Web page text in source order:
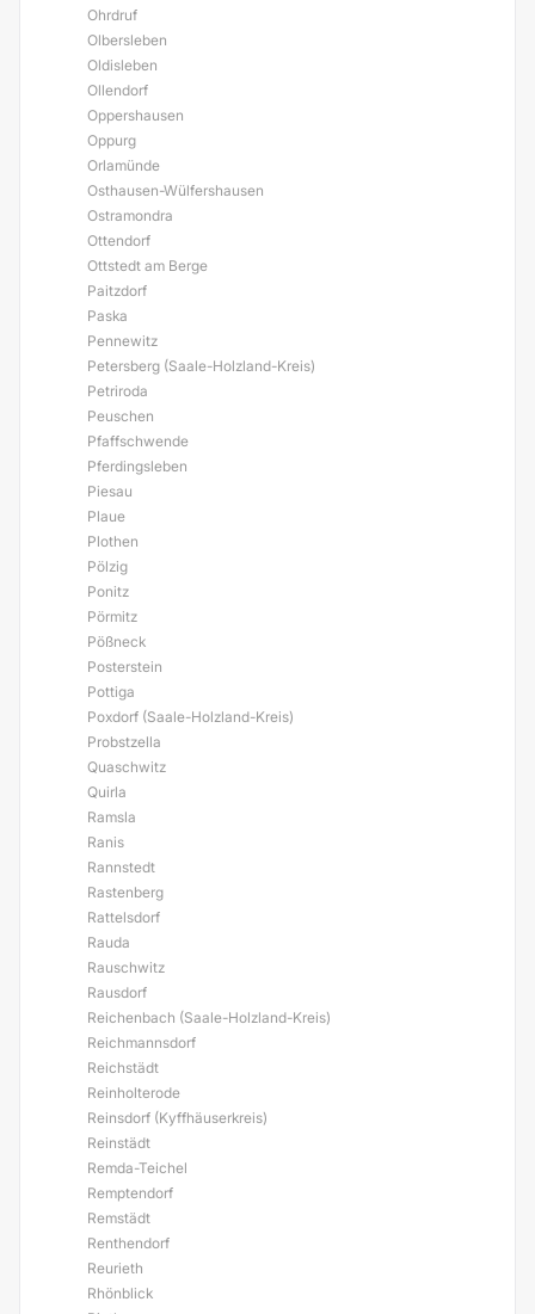
Ohrdruf
Olbersleben
Oldisleben
Ollendorf
Oppershausen
Oppurg
Orlamünde
Osthausen-Wülfershausen
Ostramondra
Ottendorf
Ottstedt am Berge
Paitzdorf
Paska
Pennewitz
Petersberg (Saale-Holzland-Kreis)
Petriroda
Peuschen
Pfaffschwende
Pferdingsleben
Piesau
Plaue
Plothen
Pölzig
Ponitz
Pörmitz
Pößneck
Posterstein
Pottiga
Poxdorf (Saale-Holzland-Kreis)
Probstzella
Quaschwitz
Quirla
Ramsla
Ranis
Rannstedt
Rastenberg
Rattelsdorf
Rauda
Rauschwitz
Rausdorf
Reichenbach (Saale-Holzland-Kreis)
Reichmannsdorf
Reichstädt
Reinholterode
Reinsdorf (Kyffhäuserkreis)
Reinstädt
Remda-Teichel
Remptendorf
Remstädt
Renthendorf
Reurieth
Rhönblick